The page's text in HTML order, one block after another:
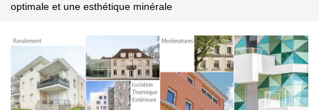
optimale et une esthétique minérale